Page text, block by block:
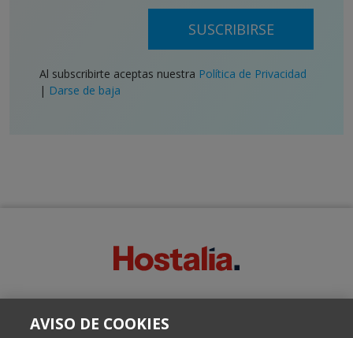
SUSCRIBIRSE
Al subscribirte aceptas nuestra Política de Privacidad
| Darse de baja
Escrito por el equipo de Comunicación de Hostalia, dirigido por
AVISO DE COOKIES